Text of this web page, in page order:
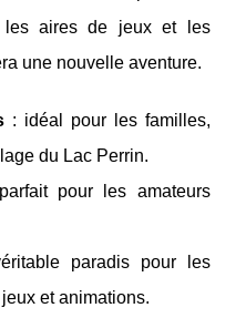
les aires de jeux et les
une nouvelle aventure.
: idéal pour les familles,
du Lac Perrin.
pour les amateurs
paradis pour les
et animations.